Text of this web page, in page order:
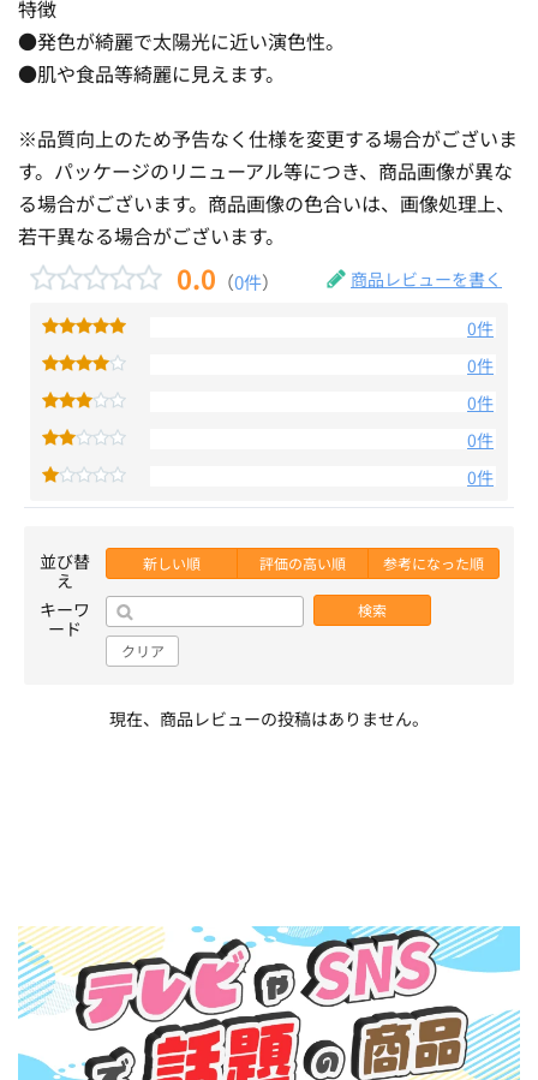
特徴
●発色が綺麗で太陽光に近い演色性。
●肌や食品等綺麗に見えます。
※品質向上のため予告なく仕様を変更する場合がございま
す。パッケージのリニューアル等につき、商品画像が異な
る場合がございます。商品画像の色合いは、画像処理上、
若干異なる場合がございます。
0.0 （0件） 商品レビューを書く
0件
0件
0件
0件
0件
並び替
え
新しい順 評価の高い順 参考になった順
キーワ
ード
検索
クリア
現在、商品レビューの投稿はありません。